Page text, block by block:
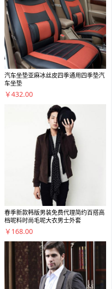
汽车坐垫亚麻冰丝皮四季通用四季垫汽
车坐垫
￥432.00
春季新款韩版男装免费代理简约百搭高
档呢料时尚毛呢大衣男士外套
￥168.00